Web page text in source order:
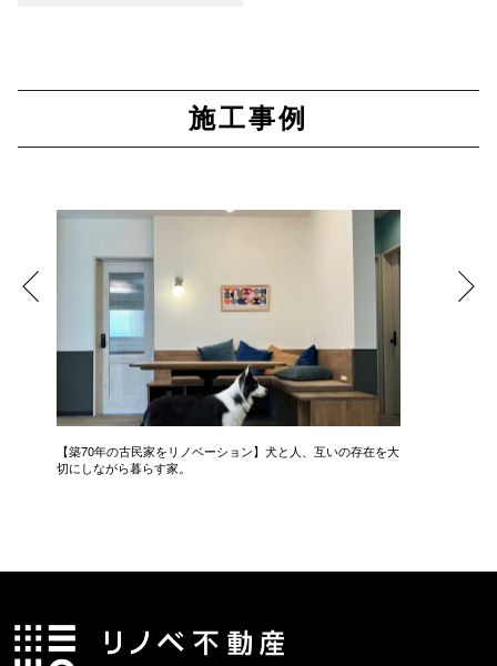
施工事例
【築70年の古民家をリノベーション】犬と人、互いの存在を大
切にしながら暮らす家。